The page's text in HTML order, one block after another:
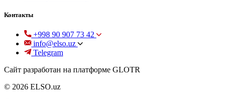
Контакты
+998 90 907 73 42
info@elso.uz
Telegram
Сайт разработан на платформе GLOTR
© 2026 ELSO.uz